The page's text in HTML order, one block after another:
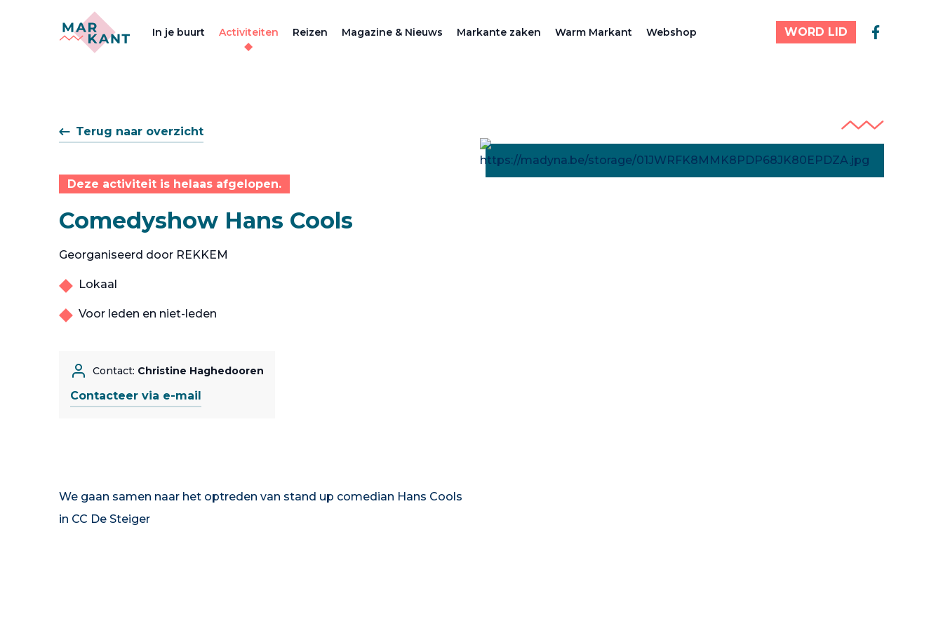
In je buurt Activiteiten Reizen Magazine & Nieuws Markante zaken Warm Markant Webshop WORD LID
Terug naar overzicht
Deze activiteit is helaas afgelopen.
Comedyshow Hans Cools
Georganiseerd door REKKEM
Lokaal
Voor leden en niet-leden
Contact: Christine Haghedooren
Contacteer via e-mail
We gaan samen naar het optreden van stand up comedian Hans Cools
in CC De Steiger